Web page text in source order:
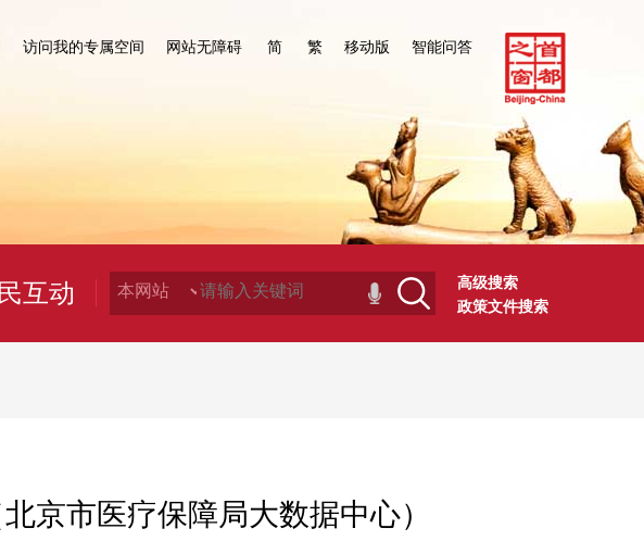
访问我的专属空间 网站无障碍 简 繁 移动版 智能问答
互动
高级搜索
政策文件搜索
京市医疗保障局大数据中心）